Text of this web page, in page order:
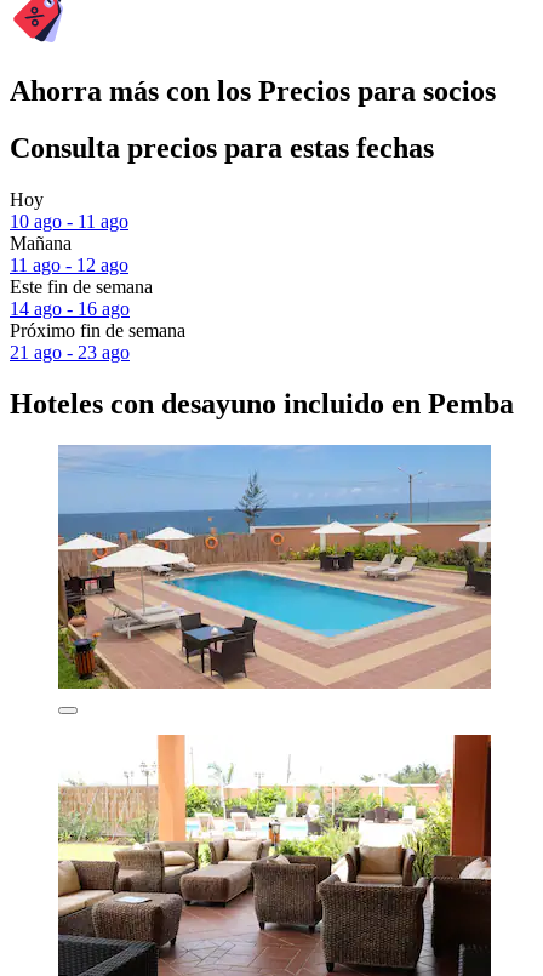
Ahorra más con los Precios para socios
Consulta precios para estas fechas
Hoy
10 ago - 11 ago
Mañana
11 ago - 12 ago
Este fin de semana
14 ago - 16 ago
Próximo fin de semana
21 ago - 23 ago
Hoteles con desayuno incluido en Pemba